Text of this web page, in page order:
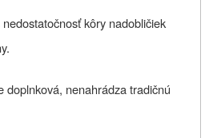
kôry nadobličiek
doplnková, nenahrádza tradičnú